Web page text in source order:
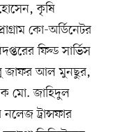
কৃষি
কো-অর্ডিনেটর
ফিল্ড সার্ভিস
জাফর আল মুনছুর,
মো. জাহিদুল
ট্রান্সফার